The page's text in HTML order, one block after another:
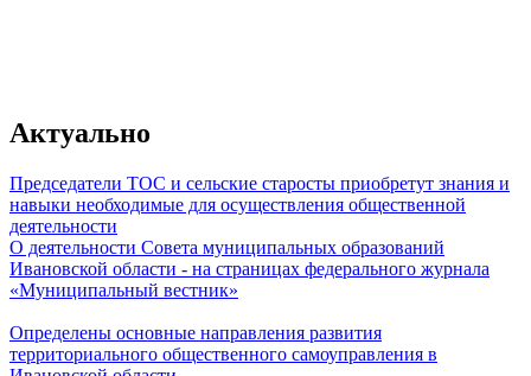
Владимир Путин
Актуально
Председатели ТОС и сельские старосты приобретут знания и
навыки необходимые для осуществления общественной
деятельности
О деятельности Совета муниципальных образований
Ивановской области - на страницах федерального журнала
«Муниципальный вестник»
Определены основные направления развития
территориального общественного самоуправления в